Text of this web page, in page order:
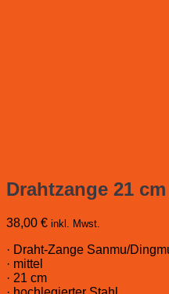
Drahtzange 21
38,00 € inkl. Mwst.
· Draht-Zange Sanmu/
· mittel
· 21 cm